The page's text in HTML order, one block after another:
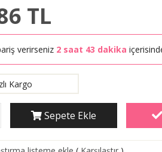
TL
verirseniz 2 saat 43 dakika
Sepete Ekle